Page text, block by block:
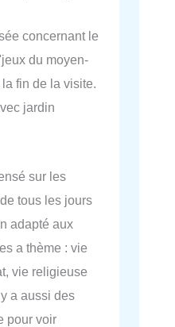
concernant le
du moyen-
fin de la visite.
jardin
sur les
tous les jours
adapté aux
a thème : vie
vie religieuse
a aussi des
pour voir